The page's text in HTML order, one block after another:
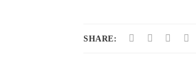
SHARE: